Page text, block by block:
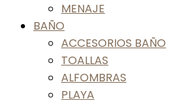
MENAJE
BAÑO
ACCESORIOS BAÑO
TOALLAS
ALFOMBRAS
PLAYA